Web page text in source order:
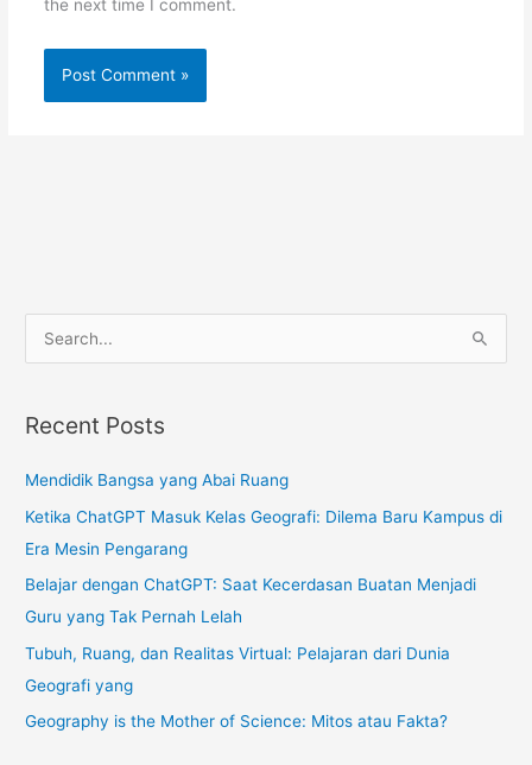
the next time I comment.
e
r
h
f
o
r
:
Recent Posts
Mendidik Bangsa yang Abai Ruang
Ketika ChatGPT Masuk Kelas Geografi: Dilema Baru Kampus di
Era Mesin Pengarang
Belajar dengan ChatGPT: Saat Kecerdasan Buatan Menjadi
Guru yang Tak Pernah Lelah
Tubuh, Ruang, dan Realitas Virtual: Pelajaran dari Dunia
Geografi yang
Geography is the Mother of Science: Mitos atau Fakta?